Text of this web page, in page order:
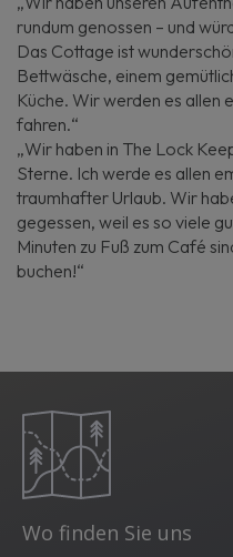
rundum genossen – und
Das Cottage ist
Bettwäsche, einem
Küche. Wir werden es allen
fahren.“
„Wir haben in The Lock
Sterne. Ich werde es allen
traumhafter Urlaub. Wir
gegessen, weil es so viele
Minuten zu Fuß zum Café
buchen!“
Wo finden Sie uns